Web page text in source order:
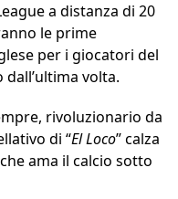
a distanza di 20
le prime
per i giocatori del
volta.
rivoluzionario da
di “El Loco” calza
ama il calcio sotto